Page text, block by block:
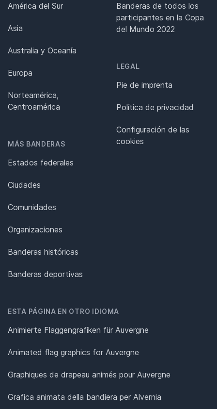
América del Sur
Asia
Australia y Oceanía
Europa
Norteamérica,
Centroamérica
MÁS BANDERAS
Estados federales
Ciudades
Comunidades
Organizaciones
Banderas históricas
Banderas deportivas
Banderas de todos los
participantes en la Copa
del Mundo 2022
LEGAL
Pie de imprenta
Política de privacidad
Configuración de las
cookies
ESTA PÁGINA EN OTRO IDIOMA
Animierte Flaggengrafiken für Auvergne
Animated flag graphics for Auvergne
Graphiques de drapeau animés pour Auvergne
Grafica animata della bandiera per Alvernia